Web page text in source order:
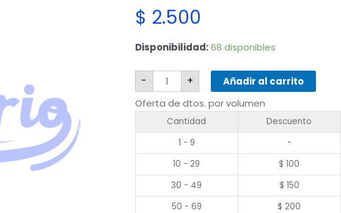
$ 2.500
Disponibilidad:68 disponibles
-
Xiaomi
Redmi
15
Pro
5G
cantidad
+
Añadir al carrito
Oferta de dtos. por volumen
Cantidad Descuento
1 - 9
-
10 - 29
$ 100
30 - 49
$ 150
50 - 69
$ 200